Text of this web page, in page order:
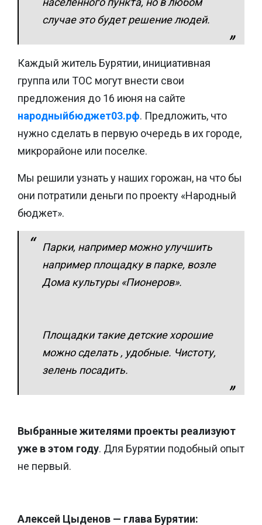
случае это будет решение людей.
Каждый житель Бурятии, инициативная
группа или ТОС могут внести свои
предложения до 16 июня на сайте
народныйбюджет03.рф. Предложить, что
нужно сделать в первую очередь в их городе,
микрорайоне или поселке.
Мы решили узнать у наших горожан, на что бы
они потратили деньги по проекту «Народный
бюджет».
Парки, например можно улучшить
например площадку в парке, возле
Дома культуры «Пионеров».
Площадки такие детские хорошие
можно сделать , удобные. Чистоту,
зелень посадить.
Выбранные жителями проекты реализуют
уже в этом году. Для Бурятии подобный опыт
не первый.
Алексей Цыденов — глава Бурятии: